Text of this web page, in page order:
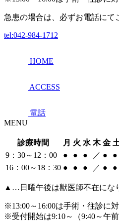
急患の場合は、必ずお電話にて
tel:042-984-1712
HOME
ACCESS
電話
MENU
診療時間 月 火 水 木 金
9：30～12：00
● ● ● ／ ● ●
16：00～18：30 ● ● ● ／ ● ●
▲…日曜午後は獣医師不在にな
※13:00～16:00は手術・往診に
※受付開始は9:10～（9:40～午